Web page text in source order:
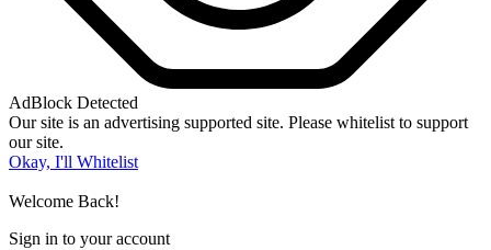
AdBlock Detected
Our site is an advertising supported site. Please whitelist to support
our site.
Okay, I'll Whitelist
Welcome Back!
Sign in to your account